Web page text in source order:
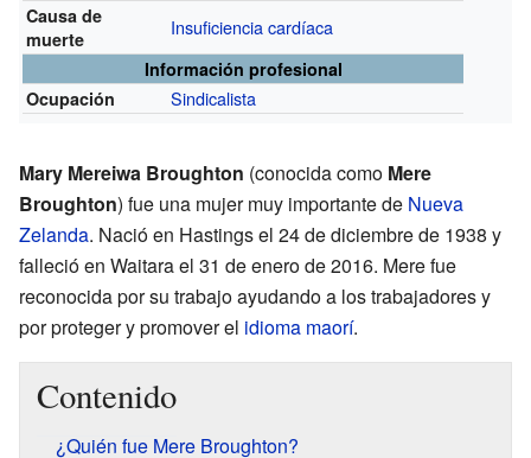
Causa de
muerte
Insuficiencia cardíaca
Información profesional
Ocupación
Sindicalista
Mary Mereiwa Broughton (conocida como Mere
Broughton) fue una mujer muy importante de Nueva
Zelanda. Nació en Hastings el 24 de diciembre de 1938 y
falleció en Waitara el 31 de enero de 2016. Mere fue
reconocida por su trabajo ayudando a los trabajadores y
por proteger y promover el idioma maorí.
Contenido
¿Quién fue Mere Broughton?